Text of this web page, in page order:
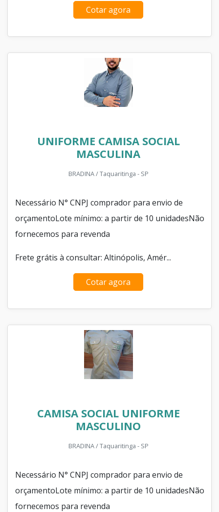
Cotar agora
UNIFORME CAMISA SOCIAL
MASCULINA
BRADINA / Taquaritinga - SP
Necessário N° CNPJ comprador para envio de
orçamentoLote mínimo: a partir de 10 unidadesNão
fornecemos para revenda
Frete grátis à consultar: Altinópolis, Amér...
Cotar agora
CAMISA SOCIAL UNIFORME
MASCULINO
BRADINA / Taquaritinga - SP
Necessário N° CNPJ comprador para envio de
orçamentoLote mínimo: a partir de 10 unidadesNão
fornecemos para revenda